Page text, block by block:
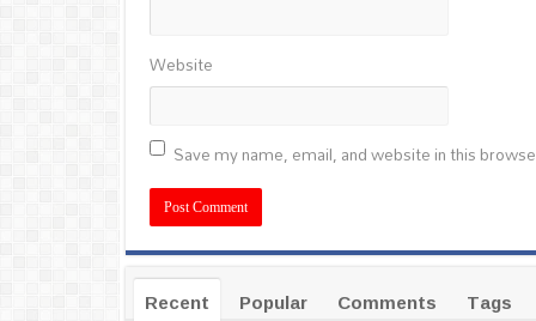
Website
Save my name, email, and website in this
Recent Popular Comments
Tags